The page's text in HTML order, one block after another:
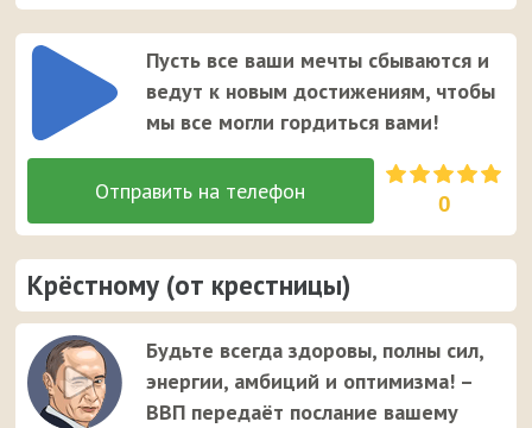
Пусть все ваши мечты сбываются и
ведут к новым достижениям, чтобы
мы все могли гордиться вами!
0
Крёстному (от крестницы)
Будьте всегда здоровы, полны сил,
энергии, амбиций и оптимизма! –
ВВП передаёт послание вашему